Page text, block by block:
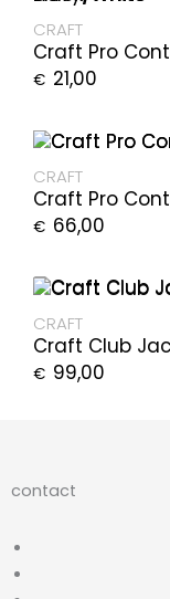
CRAFT
Craft Pro
€ 21,00
CRAFT
Craft Pro
€ 66,00
CRAFT
Craft Club
€ 99,00
contact